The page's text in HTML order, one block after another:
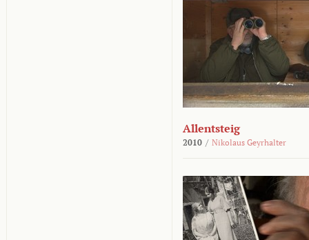
Allentsteig
2010 / Nikolaus Geyrhalter